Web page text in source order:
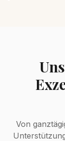
Von